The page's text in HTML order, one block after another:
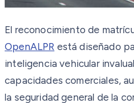
El reconocimiento de
OpenALPR está diseñado
inteligencia vehicular
capacidades comerciales,
la seguridad general de la